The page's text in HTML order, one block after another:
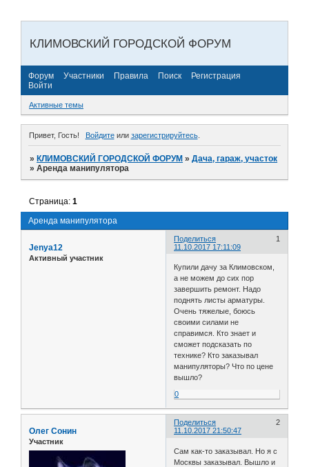
КЛИМОВСКИЙ ГОРОДСКОЙ ФОРУМ
Форум Участники Правила Поиск
Регистрация
Войти
Активные темы
Привет, Гость! Войдитеили зарегистрируйтесь.
»КЛИМОВСКИЙ ГОРОДСКОЙ ФОРУМ »Дача, гараж, участок
»Аренда манипулятора
Аренда манипулятора
Страница:1
Поделиться
1
11.10.2017 17:11:09
Jenya12
Активный участник
Купили дачу за Климовском,
а не можем до сих пор
завершить ремонт. Надо
поднять листы арматуры.
Очень тяжелые, боюсь
своими силами не
справимся. Кто знает и
сможет подсказать по
технике? Кто заказывал
манипуляторы? Что по цене
вышло?
0
Поделиться
2
11.10.2017 21:50:47
Олег Сонин
Участник
Сам как-то заказывал. Но я с
Москвы заказывал. Вышло и